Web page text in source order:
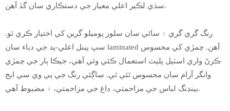
سڌي لڪير اعلي معيار جي دستڪاري سان گڏ آهن.
رنگ گري گري ۽ سائي سان سلور پوميلو گرين کي اختيار ڪري ٿو.
سڀ پينل اعلي-پد جي دٻاء سان laminated آهن. چمڙي کي محسوس
ڪرڻ واري اسٽيل پليٽ استعمال ڪئي وئي آهي، جيڪا ٻار جي چمڙي
وانگر آرام سان محسوس ٿئي ٿي. ساڳئي رنگ جي پي وي سي ايج
بينڊنگ لباس جي مزاحمتي، داغ جي مزاحمتي، ۽ مضبوط آهي.